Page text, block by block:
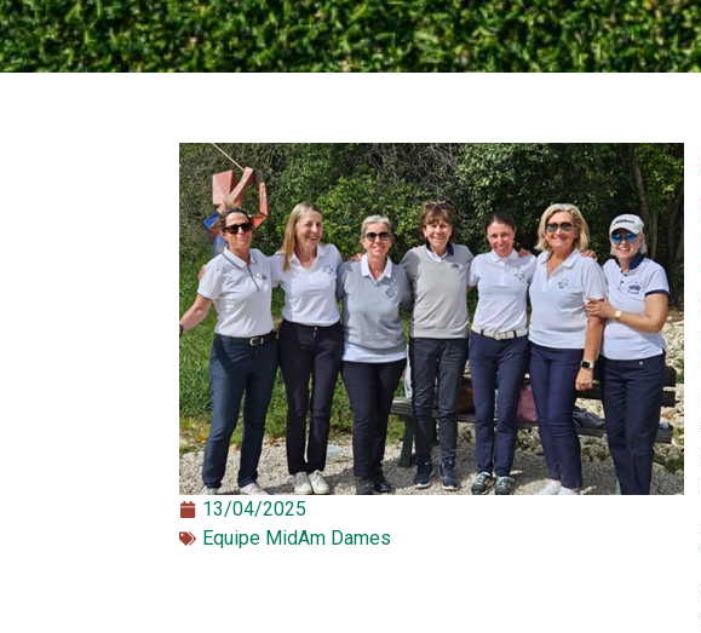
13/04/2025
Equipe MidAm Dames​